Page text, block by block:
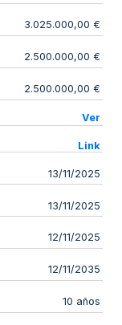
3.025.000,00 €
2.500.000,00 €
2.500.000,00 €
Ver
Link
13/11/2025
13/11/2025
12/11/2025
12/11/2035
10 años